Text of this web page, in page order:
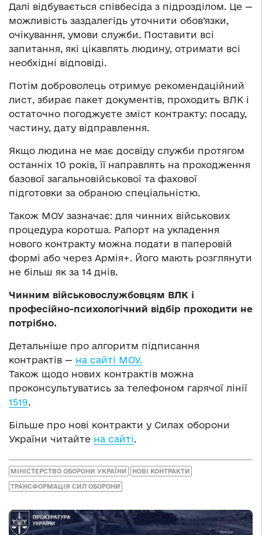
Далі відбувається співбесіда з підрозділом. Це —
можливість заздалегідь уточнити обов’язки,
очікування, умови служби. Поставити всі
запитання, які цікавлять людину, отримати всі
необхідні відповіді.
Потім доброволець отримує рекомендаційний
лист, збирає пакет документів, проходить ВЛК і
остаточно погоджуєте зміст контракту: посаду,
частину, дату відправлення.
Якщо людина не має досвіду служби протягом
останніх 10 років, її направлять на проходження
базової загальновійськової та фахової
підготовки за обраною спеціальністю.
Також МОУ зазначає: для чинних військових
процедура коротша. Рапорт на укладення
нового контракту можна подати в паперовій
формі або через Армія+. Його мають розглянути
не більш як за 14 днів.
Чинним військовослужбовцям ВЛК і
професійно-психологічний відбір проходити не
потрібно.
Детальніше про алгоритм підписання
контрактів — на сайті МОУ.
Також щодо нових контрактів можна
проконсультуватись за телефоном гарячої лінії
1519.
Більше про нові контракти у Силах оборони
України читайте на сайті.
МІНІСТЕРСТВО ОБОРОНИ УКРАЇНИ НОВІ КОНТРАКТИ
ТРАНСФОРМАЦІЯ СИЛ ОБОРОНИ